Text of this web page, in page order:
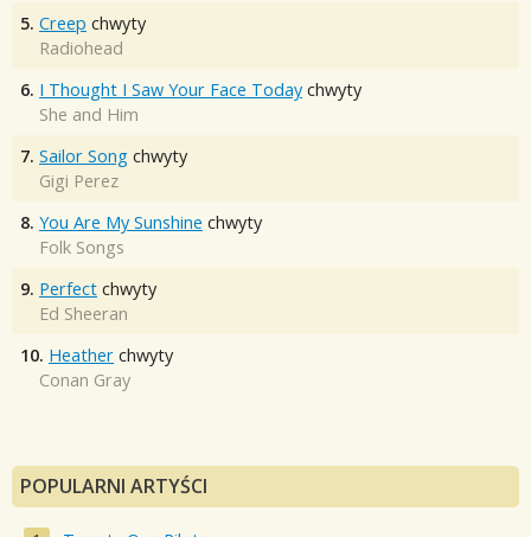
5. Creep chwyty
Radiohead
6. I Thought I Saw Your Face Today chwyty
She and Him
7. Sailor Song chwyty
Gigi Perez
8. You Are My Sunshine chwyty
Folk Songs
9. Perfect chwyty
Ed Sheeran
10. Heather chwyty
Conan Gray
POPULARNI ARTYŚCI